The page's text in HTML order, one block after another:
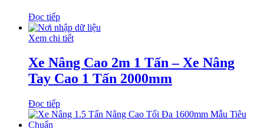
Đọc tiếp
Xem chi tiết
Xe Nâng Cao 2m 1 Tấn – Xe Nâng
Tay Cao 1 Tấn 2000mm
Đọc tiếp